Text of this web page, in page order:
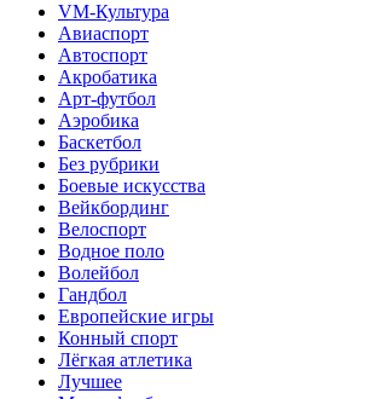
VM-Культура
Авиаспорт
Автоспорт
Акробатика
Арт-футбол
Аэробика
Баскетбол
Без рубрики
Боевые искусства
Вейкбординг
Велоспорт
Водное поло
Волейбол
Гандбол
Европейские игры
Конный спорт
Лёгкая атлетика
Лучшее